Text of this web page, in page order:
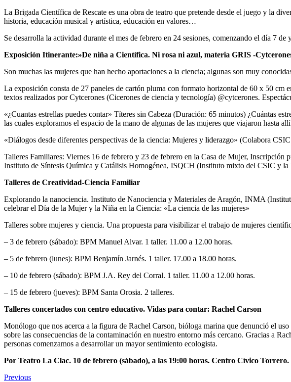
La Brigada Científica de Rescate es una obra de teatro que pretende desde el juego y la
historia, educación musical y artística, educación en valores…
Se desarrolla la actividad durante el mes de febrero en 24 sesiones, comenzando el día 7
Exposición Itinerante:»De niña a Científica. Ni rosa ni azul, materia GRIS -
Son muchas las mujeres que han hecho aportaciones a la ciencia; algunas son muy
La exposición consta de 27 paneles de cartón pluma con formato horizontal de 60 x 50
textos realizados por Cytcerones (Cicerones de ciencia y tecnología) @cytcerones.
«¿Cuantas estrellas puedes contar» Títeres sin Cabeza (Duración: 65 minutos) ¿Cuántas
las cuales exploramos el espacio de la mano de algunas de las mujeres que viajaron hasta
«Diálogos desde diferentes perspectivas de la ciencia: Mujeres y liderazgo» (Colabora
Talleres Familiares: Viernes 16 de febrero y 23 de febrero en la Casa de Mujer,
Instituto de Síntesis Química y Catálisis Homogénea, ISQCH (Instituto mixto del CSIC y
Talleres de Creatividad-Ciencia Familiar
Explorando la nanociencia. Instituto de Nanociencia y Materiales de Aragón, INMA
celebrar el Día de la Mujer y la Niña en la Ciencia: «La ciencia de las mujeres»
Talleres sobre mujeres y ciencia. Una propuesta para visibilizar el trabajo de mujeres
– 3 de febrero (sábado): BPM Manuel Alvar. 1 taller. 11.00 a 12.00 horas.
– 5 de febrero (lunes): BPM Benjamín Jarnés. 1 taller. 17.00 a 18.00 horas.
– 10 de febrero (sábado): BPM J.A. Rey del Corral. 1 taller. 11.00 a 12.00 horas.
– 15 de febrero (jueves): BPM Santa Orosia. 2 talleres.
Talleres concertados con centro educativo. Vidas para contar: Rachel Carson
Monólogo que nos acerca a la figura de Rachel Carson, bióloga marina que denunció el
sobre las consecuencias de la contaminación en nuestro entorno más cercano. Gracias a
personas comenzamos a desarrollar un mayor sentimiento ecologista.
Por Teatro La Clac. 10 de febrero (sábado), a las 19:00 horas. Centro Cívico
Previous